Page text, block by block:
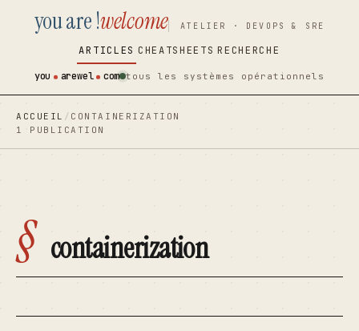
contenu
principal
contenu
principal
you are !welcome ATELIER · DEVOPS & SRE
ARTICLES CHEATSHEETS RECHERCHE
you
arewel com tous les systèmes opérationnels
ACCUEIL / CONTAINERIZATION
1 PUBLICATION
§ containerization